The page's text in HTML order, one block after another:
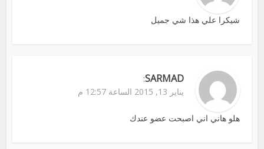
شيكرا علي هذا شي جميل
SARMAD
:
يناير 13, 2015 الساعة 12:57 م
هلو هاني اني اصبحت عضو عندك